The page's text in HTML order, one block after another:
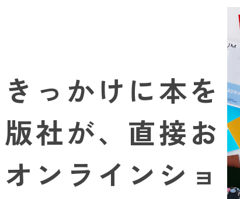
っかけに本を
社が、直接お
ンラインショ